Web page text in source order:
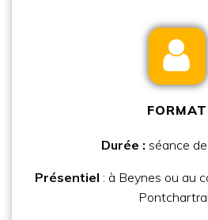
FORMAT
Durée : séance
Présentiel : à Beynes ou au